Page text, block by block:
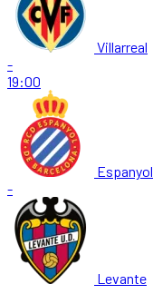
Villarreal
-
19:00
Espanyol
-
Levante